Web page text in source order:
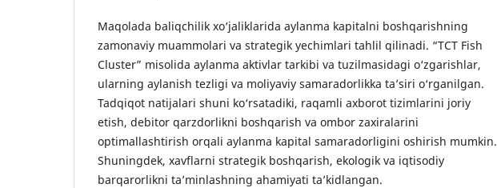
Maqolada baliqchilik xo‘jaliklarida aylanma kapitalni boshqarishning
zamonaviy muammolari va strategik yechimlari tahlil qilinadi. “TCT Fish
Cluster” misolida aylanma aktivlar tarkibi va tuzilmasidagi o‘zgarishlar,
ularning aylanish tezligi va moliyaviy samaradorlikka ta’siri o‘rganilgan.
Tadqiqot natijalari shuni ko‘rsatadiki, raqamli axborot tizimlarini joriy
etish, debitor qarzdorlikni boshqarish va ombor zaxiralarini
optimallashtirish orqali aylanma kapital samaradorligini oshirish mumkin.
Shuningdek, xavflarni strategik boshqarish, ekologik va iqtisodiy
barqarorlikni ta’minlashning ahamiyati ta’kidlangan.